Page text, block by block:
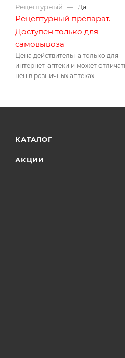
Рецептурный — Да
Рецептурный препарат.
Доступен только для
самовывоза
Цена действительна только для
интернет-аптеки и может
цен в розничных аптеках
КАТАЛОГ
АКЦИИ